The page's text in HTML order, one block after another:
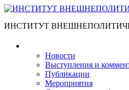
ИНСТИТУТ
Новости
Выступления и
Публикации
Мероприятия